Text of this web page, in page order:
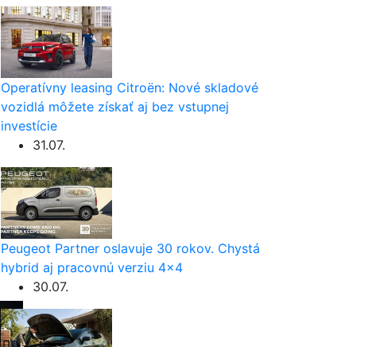
Operatívny leasing Citroën: Nové skladové
vozidlá môžete získať aj bez vstupnej
investície
31.07.
Peugeot Partner oslavuje 30 rokov. Chystá
hybrid aj pracovnú verziu 4×4
30.07.